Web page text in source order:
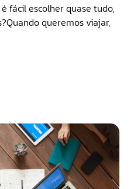
fácil escolher quase tudo,
queremos viajar,